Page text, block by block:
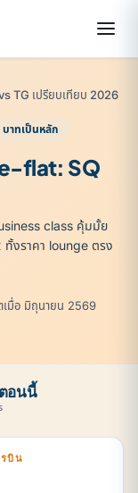
TG เปรียบเทียบ 2026
บาทเป็นหลัก
flat: SQ
class คุ้มมั้ย
งราคา lounge ตรง
เมื่อ มิถุนายน 2569
อนนี้
บิน